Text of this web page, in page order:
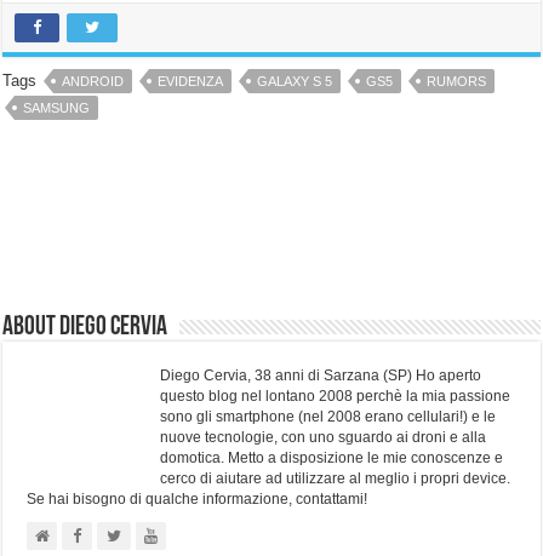
Tags ANDROID EVIDENZA GALAXY S 5 GS5
RUMORS
SAMSUNG
About Diego Cervia
Diego Cervia, 38 anni di Sarzana (SP) Ho aperto
questo blog nel lontano 2008 perchè la mia passione
sono gli smartphone (nel 2008 erano cellulari!) e le
nuove tecnologie, con uno sguardo ai droni e alla
domotica. Metto a disposizione le mie conoscenze e
cerco di aiutare ad utilizzare al meglio i propri device.
Se hai bisogno di qualche informazione, contattami!